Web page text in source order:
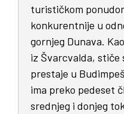
turističkom
konkurentnije u
gornjeg Dunava.
iz Švarcvalda, stiče
prestaje u
ima preko pedeset
srednjeg i donjeg